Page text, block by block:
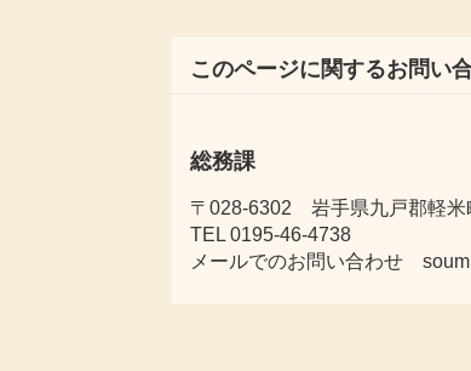
このページに関するお問い
総務課
〒028-6302 岩手県九戸郡軽米
TEL 0195-46-4738
メールでのお問い合わせ